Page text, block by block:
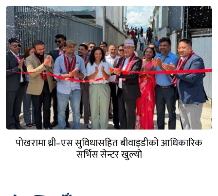
पोखरामा थ्री–एस सुविधासहित बीवाइडीको आधिकारिक
सर्भिस सेन्टर खुल्यो